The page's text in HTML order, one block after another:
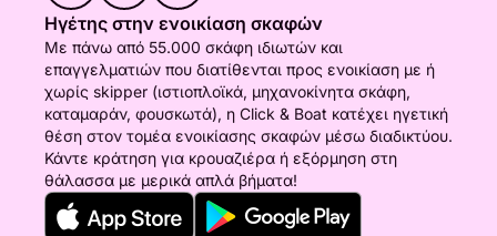
Ηγέτης στην ενοικίαση σκαφών
Με πάνω από 55.000 σκάφη ιδιωτών και
επαγγελματιών που διατίθενται προς ενοικίαση με ή
χωρίς skipper (ιστιοπλοϊκά, μηχανοκίνητα σκάφη,
καταμαράν, φουσκωτά), η Click & Boat κατέχει ηγετική
θέση στον τομέα ενοικίασης σκαφών μέσω διαδικτύου.
Κάντε κράτηση για κρουαζιέρα ή εξόρμηση στη
θάλασσα με μερικά απλά βήματα!